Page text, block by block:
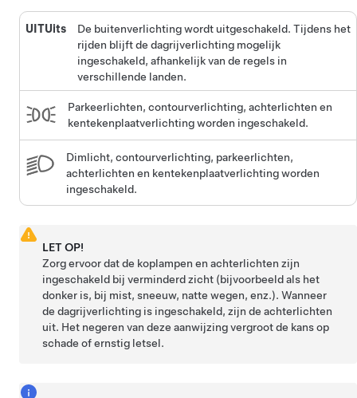
UITUits
De buitenverlichting wordt uitgeschakeld. Tijdens het
rijden blijft de dagrijverlichting mogelijk
ingeschakeld, afhankelijk van de regels in
verschillende landen.
Parkeerlichten, contourverlichting, achterlichten en
kentekenplaatverlichting worden ingeschakeld.
Dimlicht, contourverlichting, parkeerlichten,
achterlichten en kentekenplaatverlichting worden
ingeschakeld.
LET OP!
Zorg ervoor dat de koplampen en achterlichten zijn
ingeschakeld bij verminderd zicht (bijvoorbeeld als het
donker is, bij mist, sneeuw, natte wegen, enz.). Wanneer
de dagrijverlichting is ingeschakeld, zijn de achterlichten
uit. Het negeren van deze aanwijzing vergroot de kans op
schade of ernstig letsel.